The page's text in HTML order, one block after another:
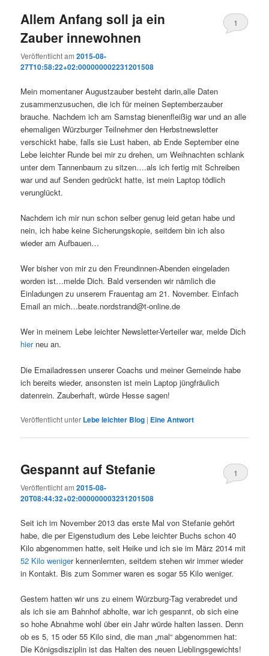
Allem Anfang soll ja ein
Zauber innewohnen
Veröffentlicht am2015-08-
27T10:58:22+02:000000002231201508
1
Mein momentaner Augustzauber besteht darin,alle Daten
zusammenzusuchen, die ich für meinen Septemberzauber
brauche. Nachdem ich am Samstag bienenfleißig war und an alle
ehemaligen Würzburger Teilnehmer den Herbstnewsletter
verschickt habe, falls sie Lust haben, ab Ende September eine
Lebe leichter Runde bei mir zu drehen, um Weihnachten schlank
unter dem Tannenbaum zu sitzen….als ich fertig mit Schreiben
war und auf Senden gedrückt hatte, ist mein Laptop tödlich
verunglückt.
Nachdem ich mir nun schon selber genug leid getan habe und
nein, ich habe keine Sicherungskopie, seitdem bin ich also
wieder am Aufbauen…
Wer bisher von mir zu den Freundinnen-Abenden eingeladen
worden ist…melde Dich. Bald versenden wir nämlich die
Einladungen zu unserem Frauentag am 21. November. Einfach
Email an mich…beate.nordstrand@t-online.de
Wer in meinem Lebe leichter Newsletter-Verteiler war, melde Dich
hierneu an.
Die Emailadressen unserer Coachs und meiner Gemeinde habe
ich bereits wieder, ansonsten ist mein Laptop jüngfräulich
datenrein. Zauberhaft, würde Hesse sagen!
Veröffentlicht unter Lebe leichter Blog | EineAntwort
Gespannt auf Stefanie
Veröffentlicht am2015-08-
20T08:44:32+02:000000003231201508
1
Seit ich im November 2013 das erste Mal von Stefanie gehört
habe, die per Eigenstudium des Lebe leichter Buchs schon 40
Kilo abgenommen hatte, seit Heike und ich sie im März 2014 mit
52 Kilo weniger kennenlernten, seitdem stehen wir immer wieder
in Kontakt. Bis zum Sommer waren es sogar 55 Kilo weniger.
Gestern hatten wir uns zu einem Würzburg-Tag verabredet und
als ich sie am Bahnhof abholte, war ich gespannt, ob sich eine
so hohe Abnahme wohl über ein Jahr würde halten lassen. Denn
ob es 5, 15 oder 55 Kilo sind, die man „mal“ abgenommen hat:
Die Königsdisziplin ist das Halten des neuen Lieblingsgewichts!